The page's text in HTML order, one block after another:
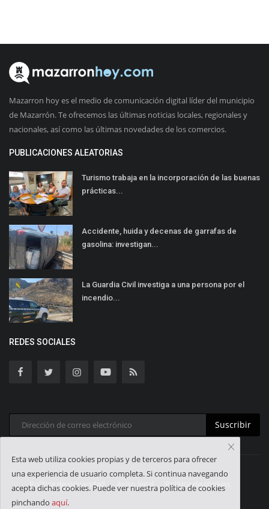
Mazarron hoy es el medio de comunicación digital líder del municipio
de Mazarrón. Te ofrecemos las últimas noticias locales, regionales y
nacionales, así como las últimas novedades de los comercios.
PUBLICACIONES ALEATORIAS
Turismo trabaja en la incorporación de las buenas
prácticas...
Accidente, huida y decenas de garrafas de
gasolina: investigan...
La Guardia Civil investiga a una persona por el
incendio...
REDES SOCIALES
Suscribir
Política de privacidad Aviso legal Política de cookies
Esta web utiliza cookies propias y de terceros para ofrecer
una experiencia de usuario completa. Si continua navegando
acepta dichas cookies. Puede ver nuestra política de cookies
pinchando aquí.